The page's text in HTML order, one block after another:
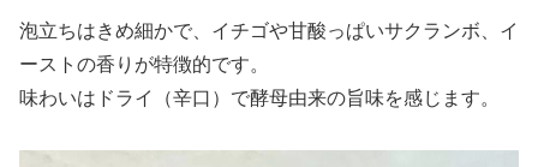
広がります！
この完熟感のある香りは嫌いな人はいないと思います。
色味は白ワインとロゼワインの間位で、口当たりはとても
ライトです！
スッと消える余韻で、スルスルと飲み切ってしまうような
泡立ちはきめ細かで、イチゴや甘酸っぱいサクランボ、イ
ーストの香りが特徴的です。
味わいはドライ（辛口）で酵母由来の旨味を感じます。